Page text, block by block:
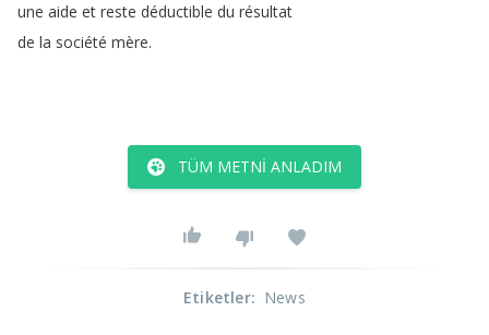
une aide et reste déductible du résultat
de la société mère.
TÜM METNI ANLADIM
Etiketler: News